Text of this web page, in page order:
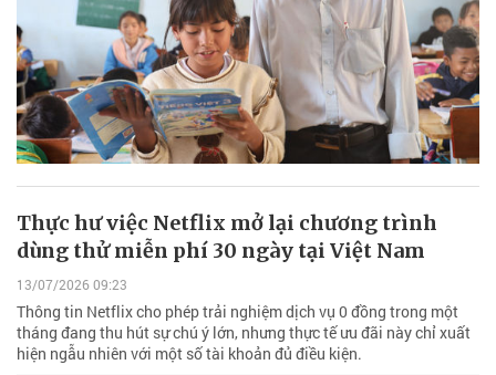
Thực hư việc Netflix mở lại chương trình
dùng thử miễn phí 30 ngày tại Việt Nam
13/07/2026 09:23
Thông tin Netflix cho phép trải nghiệm dịch vụ 0 đồng trong một
tháng đang thu hút sự chú ý lớn, nhưng thực tế ưu đãi này chỉ xuất
hiện ngẫu nhiên với một số tài khoản đủ điều kiện.